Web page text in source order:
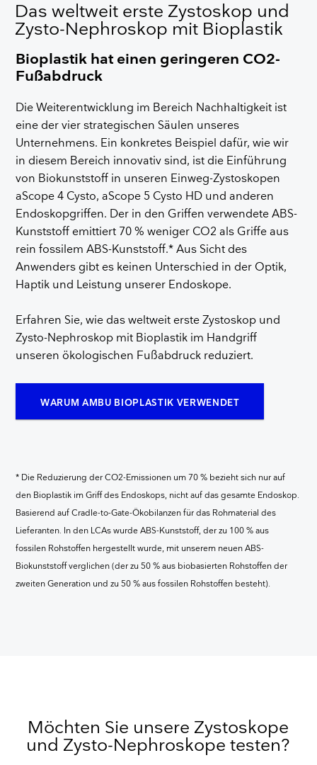
Das weltweit erste Zystoskop und
Zysto-Nephroskop mit Bioplastik
Bioplastik hat einen geringeren CO2-
Fußabdruck
Die Weiterentwicklung im Bereich Nachhaltigkeit ist
eine der vier strategischen Säulen unseres
Unternehmens. Ein konkretes Beispiel dafür, wie wir
in diesem Bereich innovativ sind, ist die Einführung
von Biokunststoff in unseren Einweg-Zystoskopen
aScope 4 Cysto, aScope 5 Cysto HD und anderen
Endoskopgriffen. Der in den Griffen verwendete ABS-
Kunststoff emittiert 70 % weniger CO2 als Griffe aus
rein fossilem ABS-Kunststoff.* Aus Sicht des
Anwenders gibt es keinen Unterschied in der Optik,
Haptik und Leistung unserer Endoskope.
Erfahren Sie, wie das weltweit erste Zystoskop und
Zysto-Nephroskop mit Bioplastik im Handgriff
unseren ökologischen Fußabdruck reduziert.
WARUM AMBU BIOPLASTIK VERWENDET
* Die Reduzierung der CO2-Emissionen um 70 % bezieht sich nur auf
den Bioplastik im Griff des Endoskops, nicht auf das gesamte Endoskop.
Basierend auf Cradle-to-Gate-Ökobilanzen für das Rohmaterial des
Lieferanten. In den LCAs wurde ABS-Kunststoff, der zu 100 % aus
fossilen Rohstoffen hergestellt wurde, mit unserem neuen ABS-
Biokunststoff verglichen (der zu 50 % aus biobasierten Rohstoffen der
zweiten Generation und zu 50 % aus fossilen Rohstoffen besteht).
Möchten Sie unsere Zystoskope
und Zysto-Nephroskope testen?